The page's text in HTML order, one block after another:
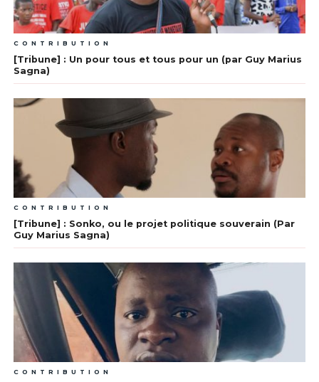
CONTRIBUTION
[Tribune] : Un pour tous et tous pour un (par Guy Marius
Sagna)
CONTRIBUTION
[Tribune] : Sonko, ou le projet politique souverain (Par
Guy Marius Sagna)
CONTRIBUTION